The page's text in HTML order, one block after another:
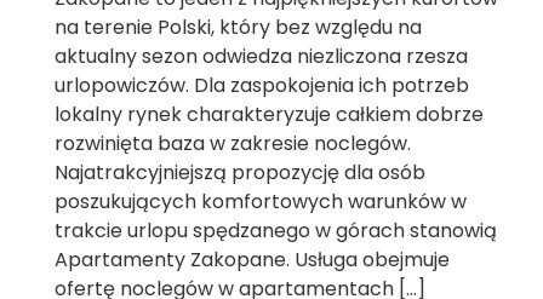
na terenie Polski, który bez względu na
aktualny sezon odwiedza niezliczona rzesza
urlopowiczów. Dla zaspokojenia ich potrzeb
lokalny rynek charakteryzuje całkiem dobrze
rozwinięta baza w zakresie noclegów.
Najatrakcyjniejszą propozycję dla osób
poszukujących komfortowych warunków w
trakcie urlopu spędzanego w górach stanowią
Apartamenty Zakopane. Usługa obejmuje
ofertę noclegów w apartamentach […]